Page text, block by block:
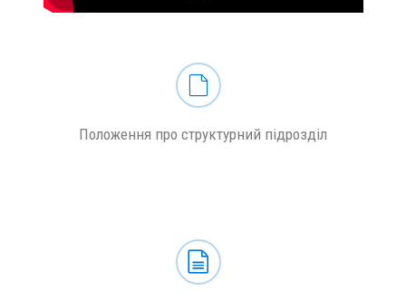
Положення про структурний підрозділ